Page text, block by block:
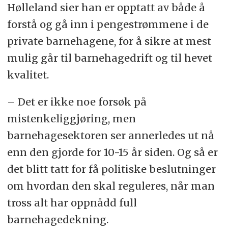
Hølleland sier han er opptatt av både å
forstå og gå inn i pengestrømmene i de
private barnehagene, for å sikre at mest
mulig går til barnehagedrift og til hevet
kvalitet.
– Det er ikke noe forsøk på
mistenkeliggjøring, men
barnehagesektoren ser annerledes ut nå
enn den gjorde for 10-15 år siden. Og så er
det blitt tatt for få politiske beslutninger
om hvordan den skal reguleres, når man
tross alt har oppnådd full
barnehagedekning.